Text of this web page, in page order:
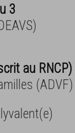
3
au RNCP)
(ADVF)